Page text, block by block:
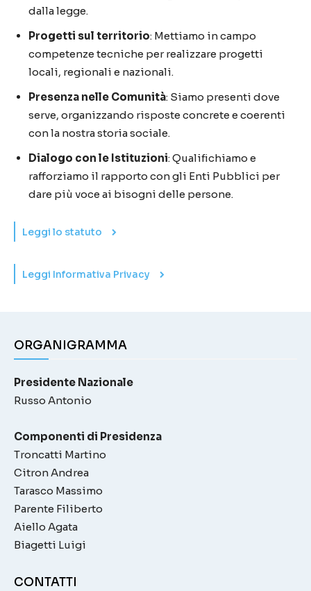
dalla legge.
Progetti sul territorio: Mettiamo in campo
competenze tecniche per realizzare progetti
locali, regionali e nazionali.
Presenza nelle Comunità: Siamo presenti dove
serve, organizzando risposte concrete e coerenti
con la nostra storia sociale.
Dialogo con le Istituzioni: Qualifichiamo e
rafforziamo il rapporto con gli Enti Pubblici per
dare più voce ai bisogni delle persone.
Leggi lo statuto
Leggi Informativa Privacy
ORGANIGRAMMA
Presidente Nazionale
Russo Antonio
Componenti di Presidenza
Troncatti Martino
Citron Andrea
Tarasco Massimo
Parente Filiberto
Aiello Agata
Biagetti Luigi
CONTATTI